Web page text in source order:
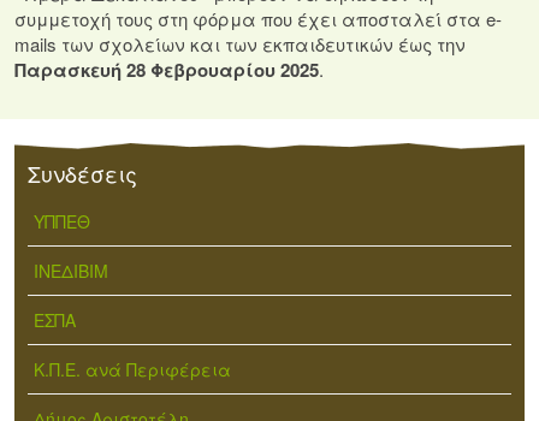
συμμετοχή τους στη φόρμα που έχει αποσταλεί στα e-
mails των σχολείων και των εκπαιδευτικών έως την
Παρασκευή 28 Φεβρουαρίου 2025.
Συνδέσεις
ΥΠΠΕΘ
ΙΝΕΔΙΒΙΜ
ΕΣΠΑ
Κ.Π.Ε. ανά Περιφέρεια